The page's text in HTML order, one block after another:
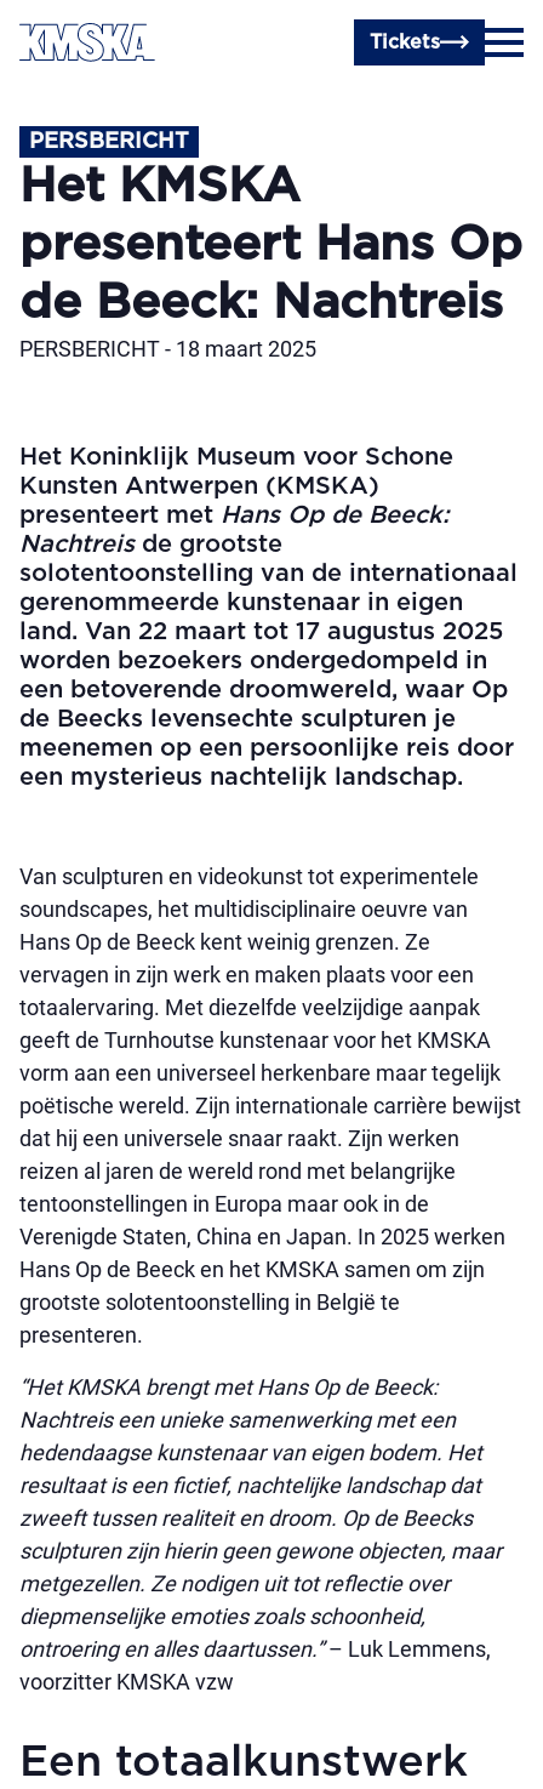
Ga naar hoofdinhoud
Tickets
PERSBERICHT
Het KMSKA
presenteert Hans Op
de Beeck: Nachtreis
PERSBERICHT - 18 maart 2025
Het Koninklijk Museum voor Schone
Kunsten Antwerpen (KMSKA)
presenteert met Hans Op de Beeck:
Nachtreisde grootste
solotentoonstelling van de internationaal
gerenommeerde kunstenaar in eigen
land. Van 22 maart tot 17 augustus 2025
worden bezoekers ondergedompeld in
een betoverende droomwereld, waar Op
de Beecks levensechte sculpturen je
meenemen op een persoonlijke reis door
een mysterieus nachtelijk landschap.
Van sculpturen en videokunst tot experimentele
soundscapes, het multidisciplinaire oeuvre van
Hans Op de Beeck kent weinig grenzen. Ze
vervagen in zijn werk en maken plaats voor een
totaalervaring. Met diezelfde veelzijdige aanpak
geeft de Turnhoutse kunstenaar voor het KMSKA
vorm aan een universeel herkenbare maar tegelijk
poëtische wereld. Zijn internationale carrière bewijst
dat hij een universele snaar raakt. Zijn werken
reizen al jaren de wereld rond met belangrijke
tentoonstellingen in Europa maar ook in de
Verenigde Staten, China en Japan. In 2025 werken
Hans Op de Beeck en het KMSKA samen om zijn
grootste solotentoonstelling in België te
presenteren.
“Het KMSKA brengt met Hans Op de Beeck:
Nachtreis een unieke samenwerking met een
hedendaagse kunstenaar van eigen bodem. Het
resultaat is een fictief, nachtelijke landschap dat
zweeft tussen realiteit en droom. Op de Beecks
sculpturen zijn hierin geen gewone objecten, maar
metgezellen. Ze nodigen uit tot reflectie over
diepmenselijke emoties zoals schoonheid,
ontroering en alles daartussen.”– Luk Lemmens,
voorzitter KMSKA vzw
Een totaalkunstwerk